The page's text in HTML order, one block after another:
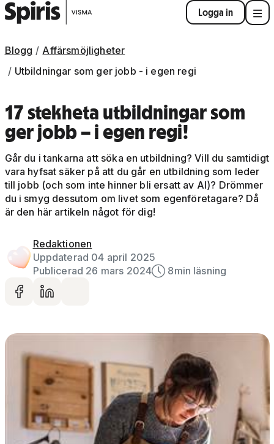
Logga in
Blogg
Affärsmöjligheter
Utbildningar som ger jobb - i egen regi
17 stekheta utbildningar som
ger jobb – i egen regi!
Går du i tankarna att söka en utbildning? Vill du samtidigt
vara hyfsat säker på att du går en utbildning som leder
till jobb (och som inte hinner bli ersatt av AI)? Drömmer
du i smyg dessutom om livet som egenföretagare? Då
är den här artikeln något för dig!
Redaktionen
Uppdaterad 04 april 2025
Publicerad 26 mars 2024
8min läsning
Dela på facebook
Dela på LinkedIn